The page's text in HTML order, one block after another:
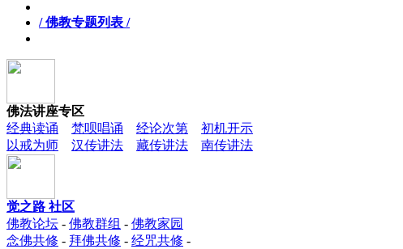
/ 佛教专题列表 /
佛法讲座专区
经典读诵
梵呗唱诵 经论次第
初机开示
以戒为师
汉传讲法 藏传讲法 南传讲法
觉之路 社区
佛教论坛 - 佛教群组 - 佛教家园
念佛共修 - 拜佛共修 - 经咒共修 -